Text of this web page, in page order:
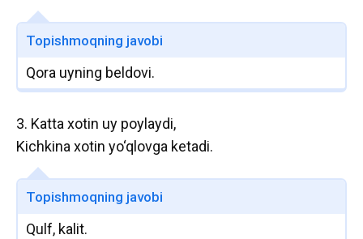
Topishmoqning javobi
Qora uyning beldovi.
3. Katta xotin uy poylaydi,
Kichkina xotin yo‘qlovga ketadi.
Topishmoqning javobi
Qulf, kalit.